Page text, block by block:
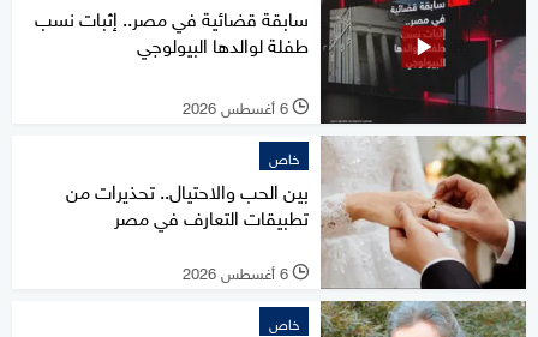
سابقة قضائية في مصر.. إثبات نسب
طفلة لوالدها البيولوجي
l 6 أغسطس 2026
خاص
بين الحب والاحتيال.. تحذيرات من
تطبيقات التعارف في مصر
l 6 أغسطس 2026
خاص